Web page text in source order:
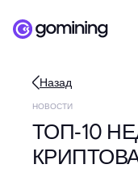
Назад
НОВОСТИ
ТОП‑10